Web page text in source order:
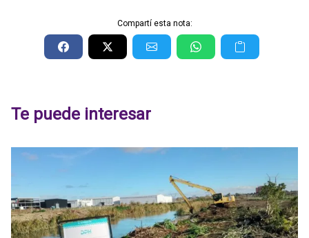
Compartí esta nota:
Te puede interesar